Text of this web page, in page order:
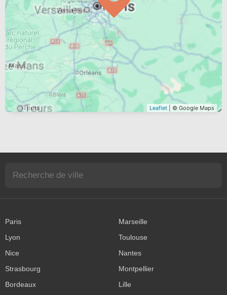
Leaflet | © Google Maps
Paris
Marseille
Lyon
Toulouse
Nice
Nantes
Strasbourg
Montpellier
Bordeaux
Lille